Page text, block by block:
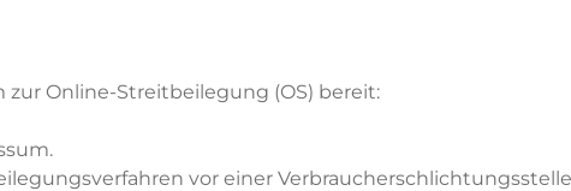
Online-Streitbeilegung (OS) bereit:
vor einer